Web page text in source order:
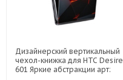
Дизайнерский вертикальный
чехол-книжка для HTC Desire
601 Яркие абстракции арт: